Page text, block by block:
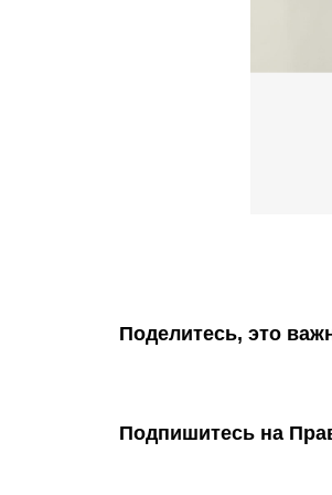
Поделитесь, это
Подпишитесь на